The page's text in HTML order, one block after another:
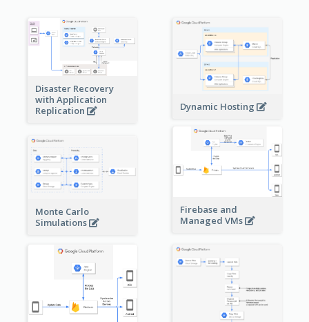
Disaster Recovery
with Application
Replication
Dynamic Hosting
Firebase and
Managed VMs
Monte Carlo
Simulations